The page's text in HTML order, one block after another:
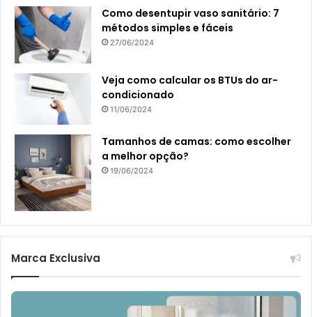
Como desentupir vaso sanitário: 7
métodos simples e fáceis
27/06/2024
Veja como calcular os BTUs do ar-
condicionado
11/06/2024
Tamanhos de camas: como escolher
a melhor opção?
19/06/2024
Marca Exclusiva